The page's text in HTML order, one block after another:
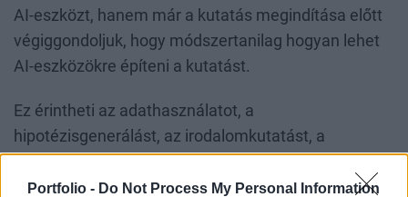
Portfolio - Do Not Process My Personal Information
AI-eszközt, hanem már a kutatás megindítása előtt
végiggondoljuk, hogy módszertanilag hogyan lehet
AI-eszközökre építeni a kutatást.
Ez érintheti az adathasználatot, a
hipotézisgenerálást, az irodalomkutatást, a
kísérlettervezést, az elemzést és az eredmények
értelmezését is. Nem arról van szó, hogy egy kutató